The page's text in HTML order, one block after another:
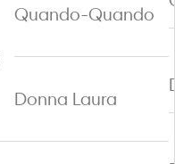
Quando-Quando
Donna Laura